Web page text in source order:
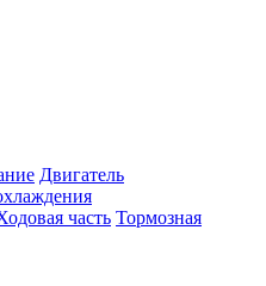
Двигатель
часть Тормозная